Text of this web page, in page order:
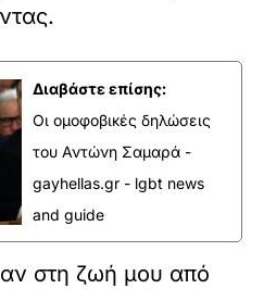
Διαβάστε επίσης:
Οι ομοφοβικές δηλώσεις
του Αντώνη Σαμαρά -
gayhellas.gr - lgbt news
and guide
στη ζωή μου από